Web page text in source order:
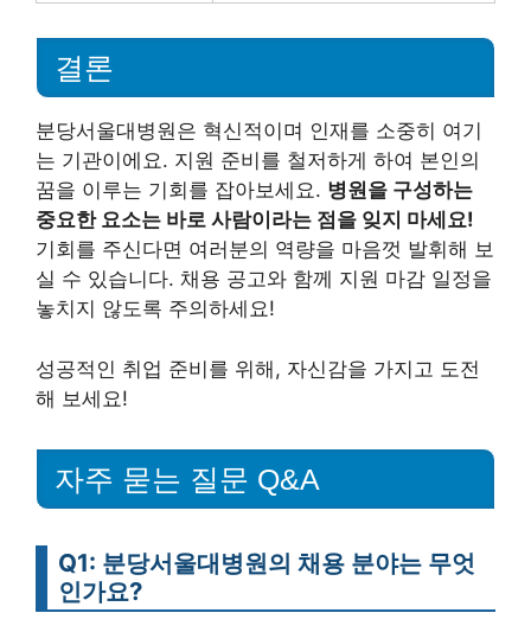
결론
분당서울대병원은 혁신적이며 인재를 소중히 여기
는 기관이에요. 지원 준비를 철저하게 하여 본인의
꿈을 이루는 기회를 잡아보세요. 병원을 구성하는
중요한 요소는 바로 사람이라는 점을 잊지 마세요!
기회를 주신다면 여러분의 역량을 마음껏 발휘해 보
실 수 있습니다. 채용 공고와 함께 지원 마감 일정을
놓치지 않도록 주의하세요!
성공적인 취업 준비를 위해, 자신감을 가지고 도전
해 보세요!
자주 묻는 질문 Q&A
Q1: 분당서울대병원의 채용 분야는 무엇
인가요?